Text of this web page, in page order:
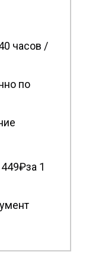
часов /
по
449₽за 1